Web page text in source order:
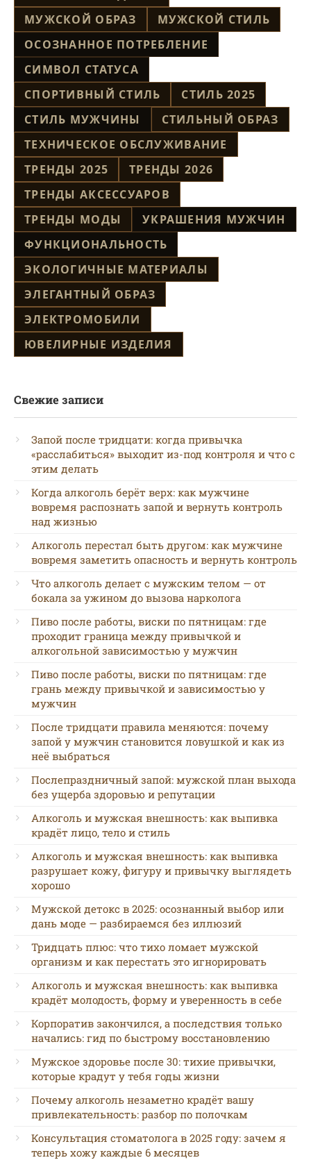
МУЖСКОЙ ОБРАЗ
МУЖСКОЙ СТИЛЬ
ОСОЗНАННОЕ ПОТРЕБЛЕНИЕ
СИМВОЛ СТАТУСА
СПОРТИВНЫЙ СТИЛЬ
СТИЛЬ 2025
СТИЛЬ МУЖЧИНЫ
СТИЛЬНЫЙ ОБРАЗ
ТЕХНИЧЕСКОЕ ОБСЛУЖИВАНИЕ
ТРЕНДЫ 2025
ТРЕНДЫ 2026
ТРЕНДЫ АКСЕССУАРОВ
ТРЕНДЫ МОДЫ
УКРАШЕНИЯ МУЖЧИН
ФУНКЦИОНАЛЬНОСТЬ
ЭКОЛОГИЧНЫЕ МАТЕРИАЛЫ
ЭЛЕГАНТНЫЙ ОБРАЗ
ЭЛЕКТРОМОБИЛИ
ЮВЕЛИРНЫЕ ИЗДЕЛИЯ
Свежие записи
Запой после тридцати: когда привычка
«расслабиться» выходит из-под контроля и что с
этим делать
Когда алкоголь берёт верх: как мужчине
вовремя распознать запой и вернуть контроль
над жизнью
Алкоголь перестал быть другом: как мужчине
вовремя заметить опасность и вернуть контроль
Что алкоголь делает с мужским телом — от
бокала за ужином до вызова нарколога
Пиво после работы, виски по пятницам: где
проходит граница между привычкой и
алкогольной зависимостью у мужчин
Пиво после работы, виски по пятницам: где
грань между привычкой и зависимостью у
мужчин
После тридцати правила меняются: почему
запой у мужчин становится ловушкой и как из
неё выбраться
Послепраздничный запой: мужской план выхода
без ущерба здоровью и репутации
Алкоголь и мужская внешность: как выпивка
крадёт лицо, тело и стиль
Алкоголь и мужская внешность: как выпивка
разрушает кожу, фигуру и привычку выглядеть
хорошо
Мужской детокс в 2025: осознанный выбор или
дань моде — разбираемся без иллюзий
Тридцать плюс: что тихо ломает мужской
организм и как перестать это игнорировать
Алкоголь и мужская внешность: как выпивка
крадёт молодость, форму и уверенность в себе
Корпоратив закончился, а последствия только
начались: гид по быстрому восстановлению
Мужское здоровье после 30: тихие привычки,
которые крадут у тебя годы жизни
Почему алкоголь незаметно крадёт вашу
привлекательность: разбор по полочкам
Консультация стоматолога в 2025 году: зачем я
теперь хожу каждые 6 месяцев